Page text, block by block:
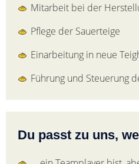
Mitarbeit bei der
Pflege der Sauerteige
Einarbeitung in neue
Führung und Steuerung
Du passt zu uns,